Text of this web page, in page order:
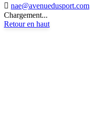
 nae@avenuedusport.com
Chargement...
Retour en haut